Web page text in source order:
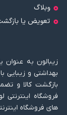
وبلاگ
تعویض یا
زیبالون به عنوان
بازگشت کالا و
فروشگاه اینترنتی
های فروشگاه